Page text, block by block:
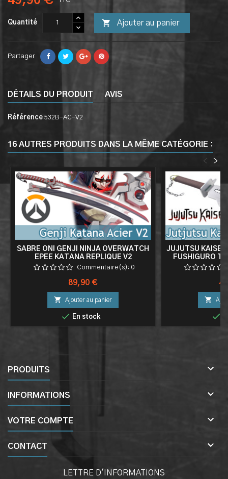
Quantité  Ajouter au panier
Partager
DÉTAILS DU PRODUIT AVIS
Référence 532B-AC-V2
16 AUTRES PRODUITS DANS LA MÊME CATÉGORIE :
>
<
SABRE ONI GENJI NINJA OVERWATCH
EPEE KATANA REPLIQUE V2
Commentaire(s): 0
Prix
89,90 €
 Ajouter au panier
 En stock
JUJUTSU KAISEN
FUSHIGURO


PRODUITS 
INFORMATIONS 
VOTRE COMPTE 
CONTACT 
LETTRE D'INFORMATIONS